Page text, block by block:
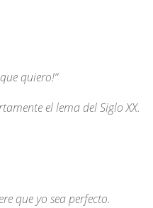
quiero!“
el lema del Siglo XX.
que yo sea perfecto.